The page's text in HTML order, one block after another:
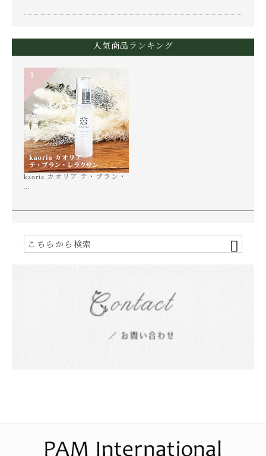
人気商品ランキング
kaoria カオリア テ・ブラン・
…
1